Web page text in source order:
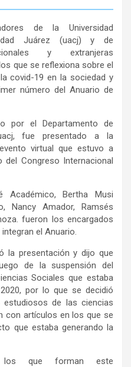
de la Universidad
Juárez (uacj) y de
y extranjeras
que se reflexiona sobre el
covid-19 en la sociedad y
número del Anuario de
por el Departamento de
fue presentado a la
virtual que estuvo a
Congreso Internacional
Académico, Bertha Musi
Nancy Amador, Ramsés
fueron los encargados
el Anuario.
la presentación y dijo que
de la suspensión del
Sociales que estaba
por lo que se decidió
de las ciencias
con artículos en los que se
que estaba generando la
los que forman este